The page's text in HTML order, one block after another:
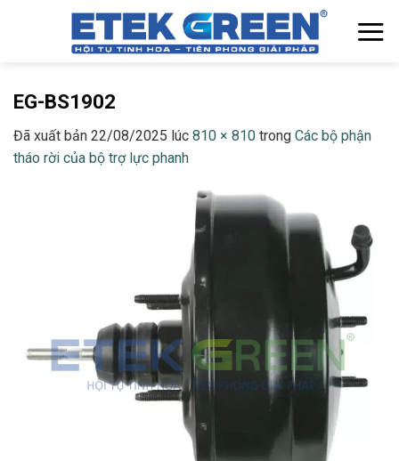
EG-BS1902
Đã xuất bản 22/08/2025 lúc 810 × 810 trong Các bộ phận
tháo rời của bộ trợ lực phanh